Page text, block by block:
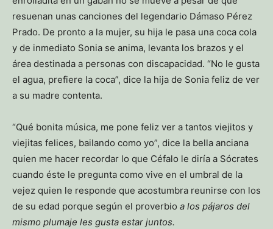
resuenan unas canciones del legendario Dámaso Pérez
Prado. De pronto a la mujer, su hija le pasa una coca cola
y de inmediato Sonia se anima, levanta los brazos y el
área destinada a personas con discapacidad. “No le gusta
el agua, prefiere la coca”, dice la hija de Sonia feliz de ver
a su madre contenta.
“Qué bonita música, me pone feliz ver a tantos viejitos y
viejitas felices, bailando como yo”, dice la bella anciana
quien me hacer recordar lo que Céfalo le diría a Sócrates
cuando éste le pregunta como vive en el umbral de la
vejez quien le responde que acostumbra reunirse con los
de su edad porque según el proverbio a los pájaros del
mismo plumaje les gusta estar juntos.